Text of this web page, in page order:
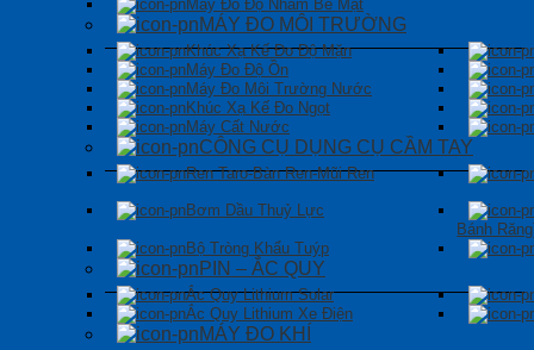
Máy Đo Độ Nhám Bề Mặt
MÁY ĐO MÔI TRƯỜNG
Khúc Xạ Kế Đo Độ Mặn
Máy Đo Độ Ồn
Máy Đo Môi Trường Nước
Khúc Xạ Kế Đo Ngọt
Máy Cất Nước
CÔNG CỤ DỤNG CỤ CẦM TAY
Ren Taro-Bàn Ren-Mũi Ren
Bơm Dầu Thuỷ Lực
Bánh
Bộ Tròng Khẩu Tuýp
PIN – ẮC QUY
Ắc Quy Lithium Solar
Ắc Quy Lithium Xe Điện
MÁY ĐO KHÍ